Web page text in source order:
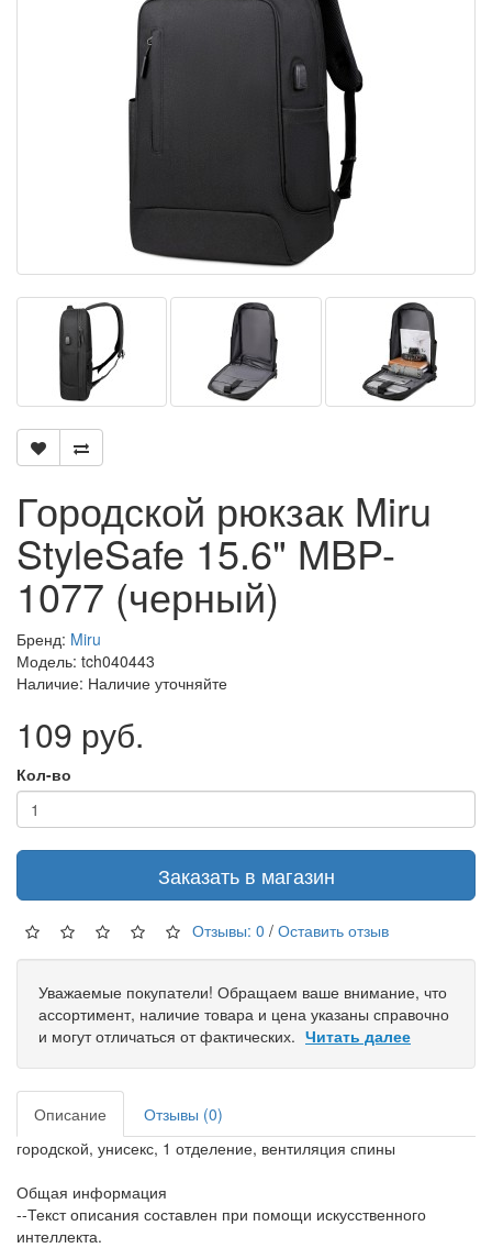
Городской рюкзак Miru
StyleSafe 15.6" MBP-
1077 (черный)
Бренд: Miru
Модель: tch040443
Наличие: Наличие уточняйте
109 руб.
Кол-во
Заказать в магазин
Отзывы: 0 / Оставить отзыв
Уважаемые покупатели! Обращаем ваше внимание, что
ассортимент, наличие товара и цена указаны справочно
и могут отличаться от фактических. Читать далее
Описание
Отзывы (0)
городской, унисекс, 1 отделение, вентиляция спины
Общая информация
--Текст описания составлен при помощи искусственного
интеллекта.